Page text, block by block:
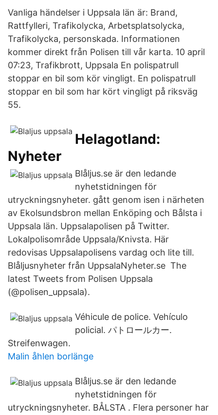
Vanliga händelser i Uppsala län är: Brand,
Rattfylleri, Trafikolycka, Arbetsplatsolycka,
Trafikolycka, personskada. Informationen
kommer direkt från Polisen till vår karta. 10 april
07:23, Trafikbrott, Uppsala En polispatrull
stoppar en bil som kör vingligt. En polispatrull
stoppar en bil som har kört vingligt på riksväg
55.
Helagotland:
Nyheter
Blåljus.se är den ledande
nyhetstidningen för
utryckningsnyheter. gått genom isen i närheten
av Ekolsundsbron mellan Enköping och Bålsta i
Uppsala län. Uppsalapolisen på Twitter.
Lokalpolisområde Uppsala/Knivsta. Här
redovisas Uppsalapolisens vardag och lite till.
Blåljusnyheter från UppsalaNyheter.se The
latest Tweets from Polisen Uppsala
(@polisen_uppsala).
Véhicule de police. Vehículo
policial. パトロールカー.
Streifenwagen.
Malin åhlen borlänge
Blåljus.se är den ledande
nyhetstidningen för
utryckningsnyheter. BÅLSTA . Flera personer har